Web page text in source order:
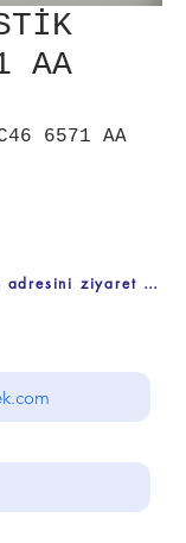
AA
6571 AA
Detay için alr.com.tr adresini ziyaret ediniz